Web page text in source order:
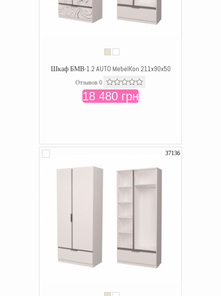
Шкаф БМВ-1.2 AUTO MebelKon 211x90x50
Отзывов 0
18 480 грн
37136